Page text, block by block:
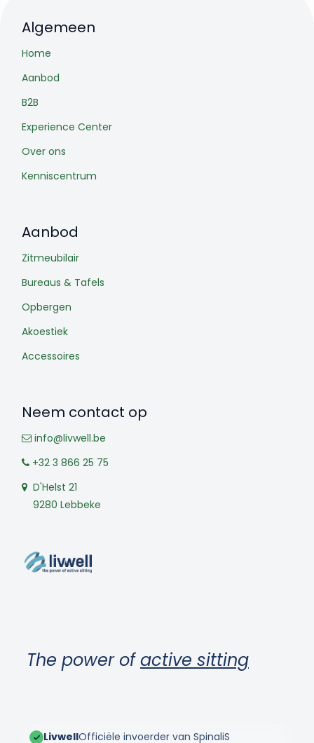
Algemeen
Home
Aanbod
B2B
Experience Center
Over ons
Kenniscentrum
Aanbod
Zitmeubilair
Bureaus & Tafels
Opbergen
Akoestiek
Accessoires
Neem contact op
info@livwell.be
+32 3 866 25 75
D'Helst 21
9280 Lebbeke
The power ofactive sitting
LivwellOfficiële invoerder van SpinaliS